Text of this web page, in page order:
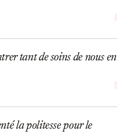
tant de soins de nous en
la politesse pour le